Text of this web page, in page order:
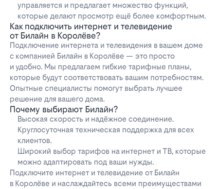
управляется и предлагает множество функций,
которые делают просмотр ещё более комфортным.
Как подключить интернет и телевидение
от Билайн в Королёве?
Подключение интернета и телевидения в вашем доме
с компанией Билайн в Королёве — это просто
и удобно. Мы предлагаем гибкие тарифные планы,
которые будут соответствовать вашим потребностям.
Опытные специалисты помогут выбрать лучшее
решение для вашего дома.
Почему выбирают Билайн?
Высокая скорость и надёжное соединение.
Круглосуточная техническая поддержка для всех
клиентов.
Широкий выбор тарифов на интернет и ТВ, которые
можно адаптировать под ваши нужды.
Подключите интернет и телевидение от Билайн
в Королёве и наслаждайтесь всеми преимуществами